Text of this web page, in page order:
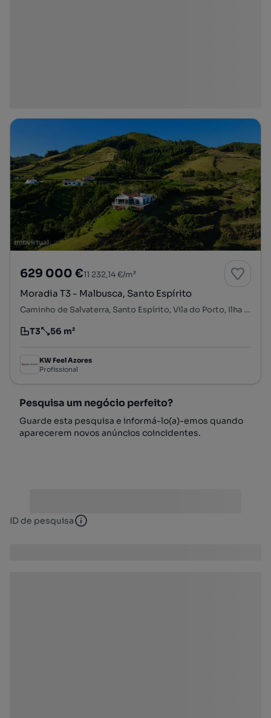
629 000 €11 232,14 €/m²
Moradia T3 - Malbusca, Santo Espírito
Caminho de Salvaterra, Santo Espírito, Vila do Porto, Ilha de Santa Maria
Tipologia
T3
Preço por metro quadrado
56 m²
KW Feel Azores
Profissional
Pesquisa um negócio perfeito?
Guarde esta pesquisa e informá-lo(a)-emos quando
aparecerem novos anúncios coincidentes.
ID de pesquisa ID de pesquisa